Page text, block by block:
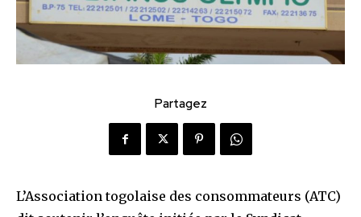
Partagez
L’Association togolaise des consommateurs (ATC)